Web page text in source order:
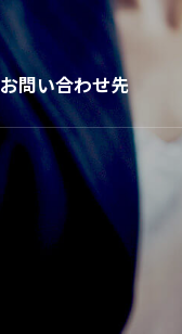
お問い合わせ先